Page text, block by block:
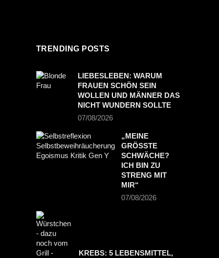
TRENDING POSTS
LIEBESLEBEN: WARUM
FRAUEN SCHÖN SEIN
WOLLEN UND MÄNNER DAS
NICHT WUNDERN SOLLTE
07/08/2026
„MEINE
GRÖSSTE S
CHWÄCHE? I
CH BIN ZU S
TRENG MIT M
IR“
07/08/2026
KREBS: 5 LEBENSMITTEL,